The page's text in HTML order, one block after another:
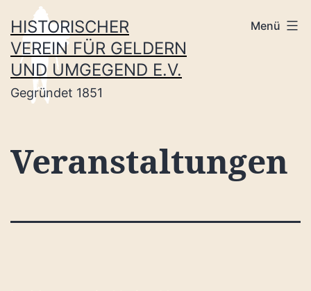
Inhalt
springen
HISTORISCHER
VEREIN FÜR GELDERN
UND UMGEGEND E.V.
Gegründet 1851
Menü
Veranstaltungen